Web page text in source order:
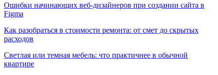
Ошибки начинающих веб-дизайнеров при создании сайта в
Figma
Как разобраться в стоимости ремонта: от смет до скрытых
расходов
Светлая или темная мебель: что практичнее в обычной
квартире